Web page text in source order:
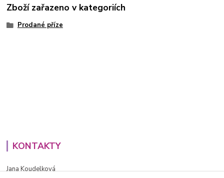
Zboží zařazeno v kategoriích
Prodané příze
KONTAKTY
Jana Koudelková